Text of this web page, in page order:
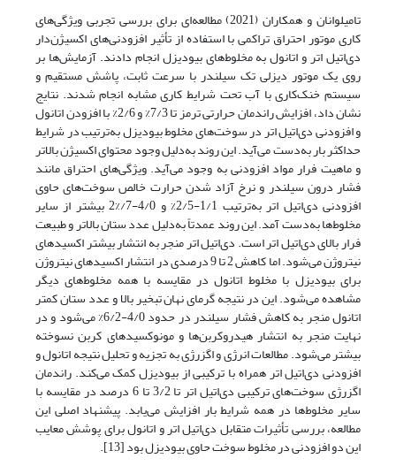
تامیلوانان و همکاران (2021) مطالعه‌ای برای بررسی تجربی ویژگی‌های
کاری موتور احتراق تراکمی با استفاده از تأثیر افزودنی‌های اکسیژن‌دار
دی‌اتیل اتر و اتانول به مخلوط‌های بیودیزل انجام دادند. آزمایش‌ها بر
روی یک موتور دیزلی تک سیلندر با سرعت ثابت، پاشش مستقیم و
سیستم خنک‌کاری با آب تحت شرایط کاری مشابه انجام شدند. نتایج
نشان داد، افزایش راندمان حرارتی ترمز تا 7/3% و 2/6% با افزودن اتانول
و افزودنی دی‌اتیل اتر در سوخت‌های مخلوط بیودیزل به‌ترتیب در شرایط
حداکثر بار به‌دست می‌آید. این روند به‌دلیل وجود محتوای اکسیژن بالاتر
و ماهیت فرار مواد افزودنی به وجود می‌آید. ویژگی‌های احتراق مانند
فشار درون سیلندر و نرخ آزاد شدن حرارت خالص سوخت‌های حاوی
افزودنی دی‌اتیل اتر به‌ترتیب 1/1-2/5% و 4/0-7/%2 بیشتر از سایر
مخلوط‌ها به‌دست آمد. این روند عمدتاً به‌دلیل عدد ستان بالاتر و طبیعت
فرار بالای دی‌اتیل اتر است. دی‌اتیل اتر منجر به انتشار بیشتر اکسیدهای
نیتروژن می‌شود. اما کاهش 2 تا 9 درصدی در انتشار اکسیدهای نیتروژن
برای بیودیزل با مخلوط اتانول در مقایسه با همه مخلوط‌های دیگر
مشاهده می‌شود. این در نتیجه گرمای نهان تبخیر بالا و عدد ستان کمتر
اتانول منجر به کاهش فشار سیلندر در حدود 4/0-6/2% می‌شود و در
نهایت منجر به انتشار هیدروکربن‌ها و مونوکسیدهای کربن نسوخته
بیشتر می‌شود. مطالعات انرژی و اگزرژی به تجزیه و تحلیل نتیجه اتانول و
افزودنی دی‌اتیل اتر همراه با ترکیبی از بیودیزل کمک می‌کند. راندمان
اگزرژی سوخت‌های ترکیبی دی‌اتیل اتر تا 3/2 تا 6 درصد در مقایسه با
سایر مخلوط‌ها در همه شرایط بار افزایش می‌یابد. پیشنهاد اصلی این
مطالعه، بررسی تأثیرات متقابل دی‌اتیل اتر و اتانول برای پوشش معایب
این دو افزودنی در مخلوط سوخت حاوی بیودیزل بود [13].